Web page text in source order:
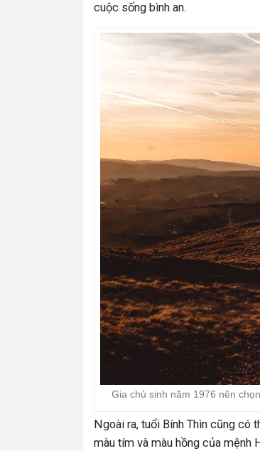
cuộc sống bình an.
Gia chủ sinh năm 1976 nên
Ngoài ra, tuổi Bính Thìn cũng có
màu tím và màu hồng của mệnh